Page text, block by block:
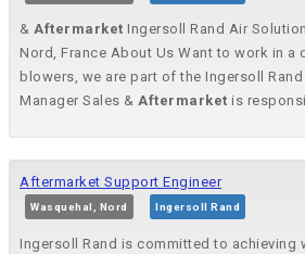
& Aftermarket Ingersoll Rand Air
Nord, France About Us Want to work in a
blowers, we are part of the Ingersoll
Manager Sales & Aftermarket is
Aftermarket Support Engineer
Wasquehal, Nord Ingersoll Rand
Ingersoll Rand is committed to achieving